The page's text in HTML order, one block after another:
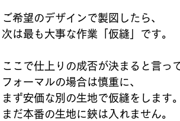
ご希望のデザインで製図したら、
次は最も大事な作業「仮縫」です。
ここで仕上りの成否が決まると言っ
フォーマルの場合は慎重に、
まず安価な別の生地で仮縫をします。
まだ本番の生地に鋏は入れません。